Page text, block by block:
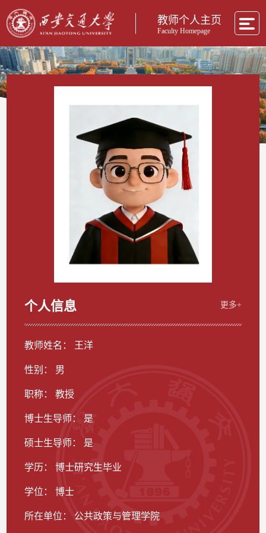
教师个人主页
Faculty Homepage
个人信息 更多+
教师姓名： 王洋
性别： 男
职称： 教授
博士生导师： 是
硕士生导师： 是
学历： 博士研究生毕业
学位： 博士
所在单位： 公共政策与管理学院